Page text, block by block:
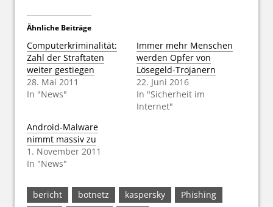
Ähnliche Beiträge
Computerkriminalität:
Zahl der Straftaten
weiter gestiegen
28. Mai 2011
In "News"
Immer mehr Menschen
werden Opfer von
Lösegeld-Trojanern
22. Juni 2016
In "Sicherheit im
Internet"
Android-Malware
nimmt massiv zu
1. November 2011
In "News"
bericht botnetz kaspersky
Phishing